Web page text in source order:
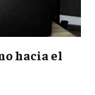
hacia el